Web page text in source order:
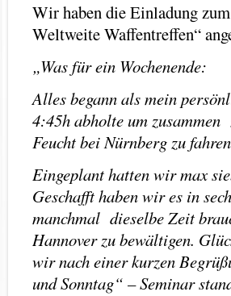
Wir haben die Einladung
Weltweite Waffentreffen“
„Was für ein Wochenende:
Alles begann als mein
4:45h abholte um
Feucht bei Nürnberg zu
Eingeplant hatten wir max
Geschafft haben wir es in
manchmal dieselbe Zeit
Hannover zu bewältigen.
wir nach einer kurzen
und Sonntag“ – Seminar